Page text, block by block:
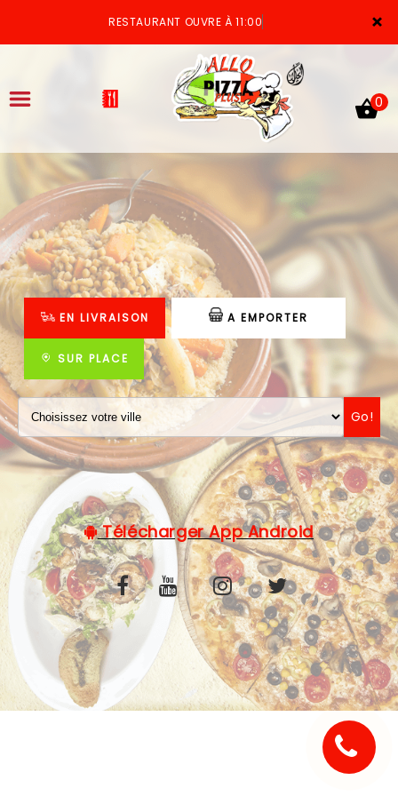
×
RESTAURANT OUVRE À 11:00
ACCUEIL
LA CARTE
VOTRE COMPTE
NOTRE RESTAURANT
VOS AVIS
MENTIONS LÉGALES
0
EN LIVRAISON A EMPORTER
SUR PLACE
Go!
Télécharger App Android